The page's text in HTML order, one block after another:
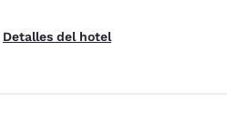
Detalles del hotel